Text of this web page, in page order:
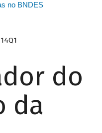
no BNDES
do
da